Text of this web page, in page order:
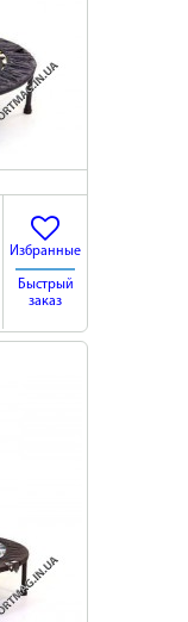
Избранные
Быстрый
заказ